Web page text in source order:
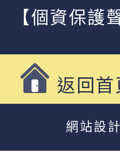
【個資保護
返回首
網站設